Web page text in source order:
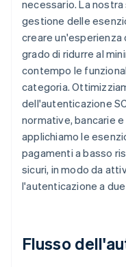
necessario. La
gestione delle
creare un'esperienza
grado di ridurre al
contempo le
categoria.
dell'autenticazione
normative, bancarie
applichiamo le
pagamenti a basso
sicuri, in modo da
l'autenticazione a
Flusso